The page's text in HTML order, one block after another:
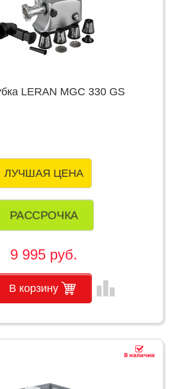
LERAN MGC 330 GS
ЛУЧШАЯ ЦЕНА
РАССРОЧКА
9 995 руб.
В корзину leaderboard